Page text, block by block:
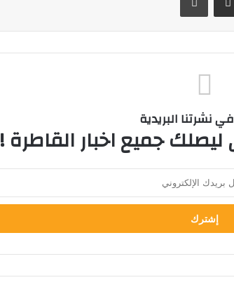
نشرتنا البريدية
ليصلك جميع اخبار القاطرة !